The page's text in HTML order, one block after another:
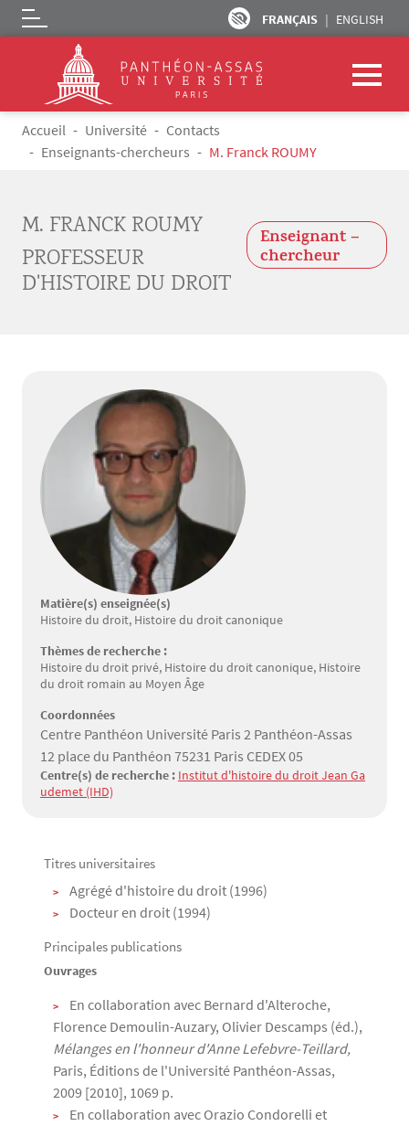
Aller au contenu principal
FRANÇAIS ENGLISH
Logo
Fil d'Ariane
Accueil Université
Contacts
Enseignants-chercheurs
M. Franck ROUMY
M. FRANCK ROUMY
PROFESSEUR
D'HISTOIRE DU DROIT
Enseignant –
chercheur
Matière(s) enseignée(s)
Histoire du droit, Histoire du droit canonique
Thèmes de recherche :
Histoire du droit privé, Histoire du droit canonique, Histoire
du droit romain au Moyen Âge
Coordonnées
Centre Panthéon Université Paris 2 Panthéon-Assas
12 place du Panthéon 75231 Paris CEDEX 05
Centre(s) de recherche : Institut d'histoire du droit Jean Ga
udemet (IHD)
Texte
Titres universitaires
Agrégé d'histoire du droit (1996)
Docteur en droit (1994)
Principales publications
Ouvrages
En collaboration avec Bernard d'Alteroche,
Florence Demoulin-Auzary, Olivier Descamps (éd.),
Mélanges en l'honneur d'Anne Lefebvre-Teillard,
Paris, Éditions de l'Université Panthéon-Assas,
2009 [2010], 1069 p.
En collaboration avec Orazio Condorelli et